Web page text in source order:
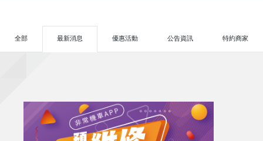
全部 最新消息 優惠活動 公告資訊 特約商家